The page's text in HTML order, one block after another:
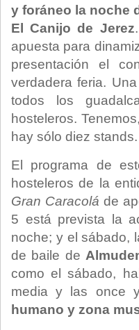
y foráneo la noche
El Canijo de Jerez
apuesta para
presentación el
verdadera feria.
todos los
hosteleros.
hay sólo diez
El programa de
hosteleros de la
Gran Caracolá de
5 está prevista la
noche; y el sábado,
de baile de
como el sábado,
media y las once
humano y zona